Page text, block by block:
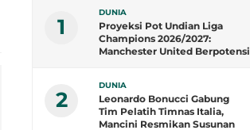
1
DUNIA
Proyeksi Pot Undian Liga
Champions 2026/2027:
Manchester United Berpotensi
2
DUNIA
Leonardo Bonucci Gabung
Tim Pelatih Timnas Italia,
Mancini Resmikan Susunan